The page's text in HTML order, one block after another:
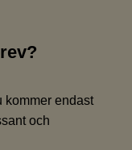
kommer endast
och